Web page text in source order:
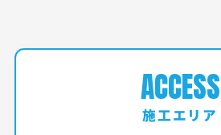
ACCESS
施工エリア